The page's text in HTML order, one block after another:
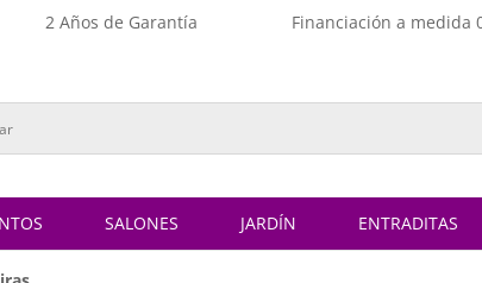
2 Años de Garantía Financiación a medida
SALONES JARDÍN ENTRADITAS